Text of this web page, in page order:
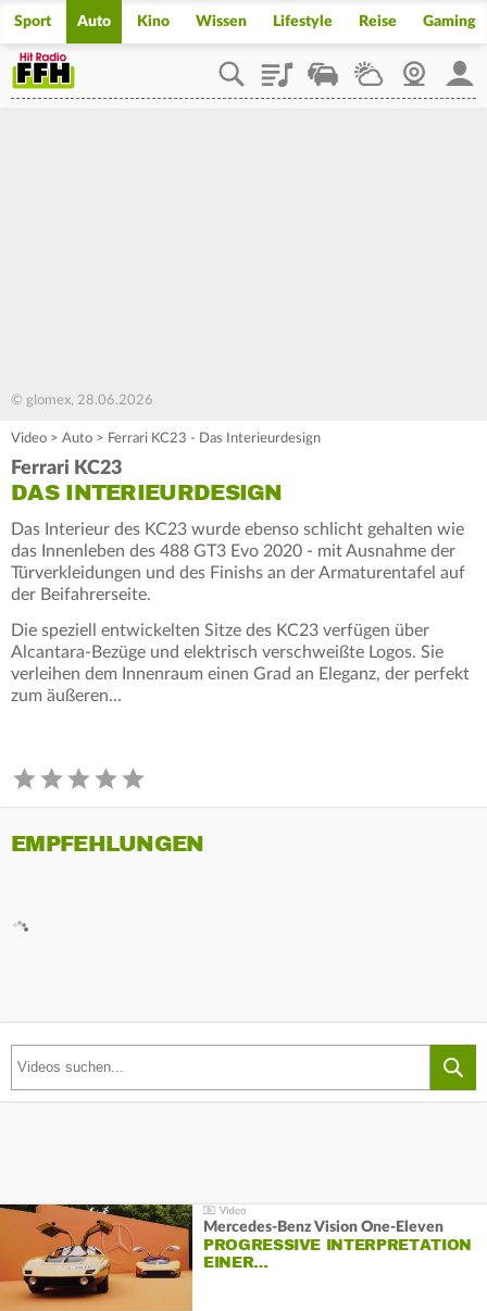
Sport Auto Kino Wissen Lifestyle Reise Gaming
PlaylistStaupilotWetterWebcam
© glomex, 28.06.2026
Video > Auto > Ferrari KC23 - Das Interieurdesign
Ferrari KC23
DAS INTERIEURDESIGN
Das Interieur des KC23 wurde ebenso schlicht gehalten wie
das Innenleben des 488 GT3 Evo 2020 - mit Ausnahme der
Türverkleidungen und des Finishs an der Armaturentafel auf
der Beifahrerseite.
Die speziell entwickelten Sitze des KC23 verfügen über
Alcantara-Bezüge und elektrisch verschweißte Logos. Sie
verleihen dem Innenraum einen Grad an Eleganz, der perfekt
zum äußeren…
EMPFEHLUNGEN
Mercedes-Benz Vision One-Eleven
PROGRESSIVE INTERPRETATION
EINER…